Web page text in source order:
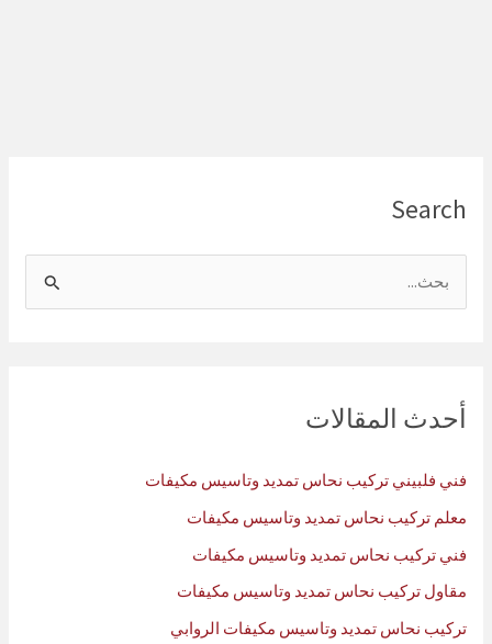
Search
ث
عأحدث المقالات
فني فلبيني تركيب نحاس تمديد وتاسيس مكيفات
معلم تركيب نحاس تمديد وتاسيس مكيفات
فني تركيب نحاس تمديد وتاسيس مكيفات
مقاول تركيب نحاس تمديد وتاسيس مكيفات
تركيب نحاس تمديد وتاسيس مكيفات الروابي